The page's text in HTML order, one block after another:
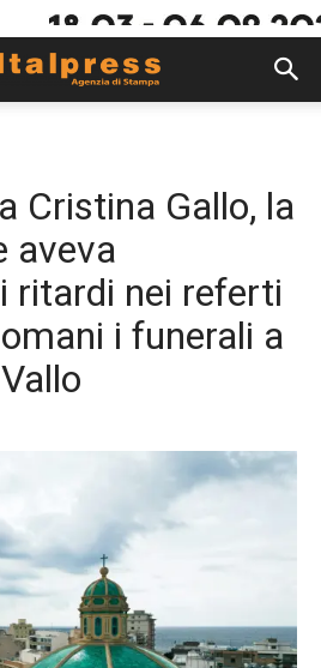
Cristina Gallo, la
aveva
ritardi nei referti
i funerali a